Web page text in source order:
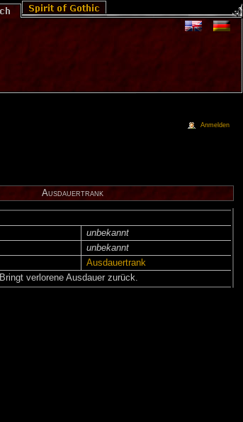
Ausdauertrank
unbekannt
unbekannt
Ausdauertrank
Bringt verlorene Ausdauer zurück.
Anmelden